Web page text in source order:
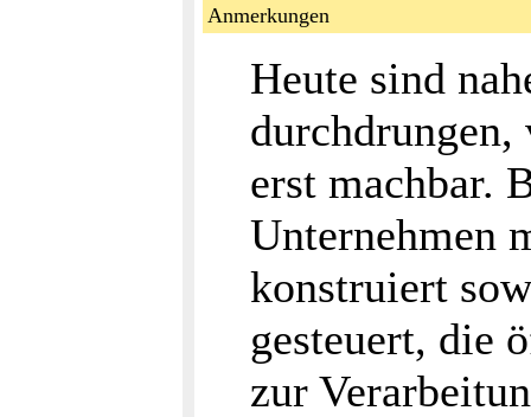
Anmerkungen
Heute sind
erst machbar.
Unternehmen
konstruiert
gesteuert, die
zur